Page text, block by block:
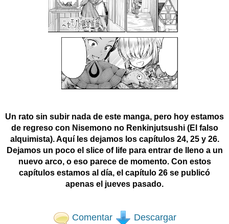
Un rato sin subir nada de este manga, pero hoy estamos
de regreso con Nisemono no Renkinjutsushi (El falso
alquimista). Aquí les dejamos los capítulos 24, 25 y 26.
Dejamos un poco el slice of life para entrar de lleno a un
nuevo arco, o eso parece de momento. Con estos
capítulos estamos al día, el capítulo 26 se publicó
apenas el jueves pasado.
Comentar Descargar